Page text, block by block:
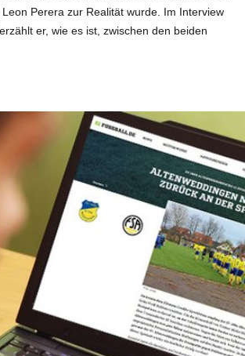
Perera zur Realität wurde. Im Interview
erzählt er, wie es ist, zwischen den beiden